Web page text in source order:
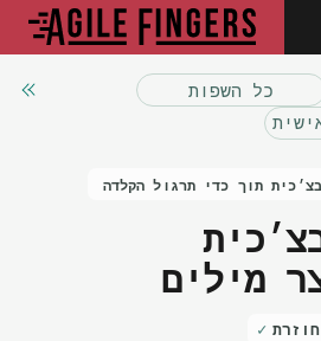
כל השפות
תוך כדי תרגול הקלדה
מילים